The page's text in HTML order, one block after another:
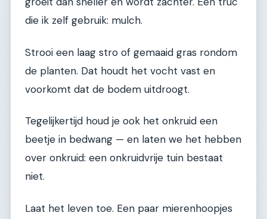
die ik zelf gebruik: mulch.
Strooi een laag stro of gemaaid gras rondom
de planten. Dat houdt het vocht vast en
voorkomt dat de bodem uitdroogt.
Tegelijkertijd houd je ook het onkruid een
beetje in bedwang — en laten we het hebben
over onkruid: een onkruidvrije tuin bestaat
niet.
Laat het leven toe. Een paar mierenhoopjes